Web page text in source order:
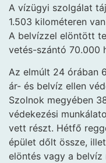
A vízügyi szolgálat
1.503 kilométeren
A belvízzel elöntött
vetés-szántó 70.000
Az elmúlt 24 órában
ár- és belvíz ellen
Szolnok megyében
védekezési
vett részt. Hétfő
épület dőlt össze,
elöntés vagy a belvíz